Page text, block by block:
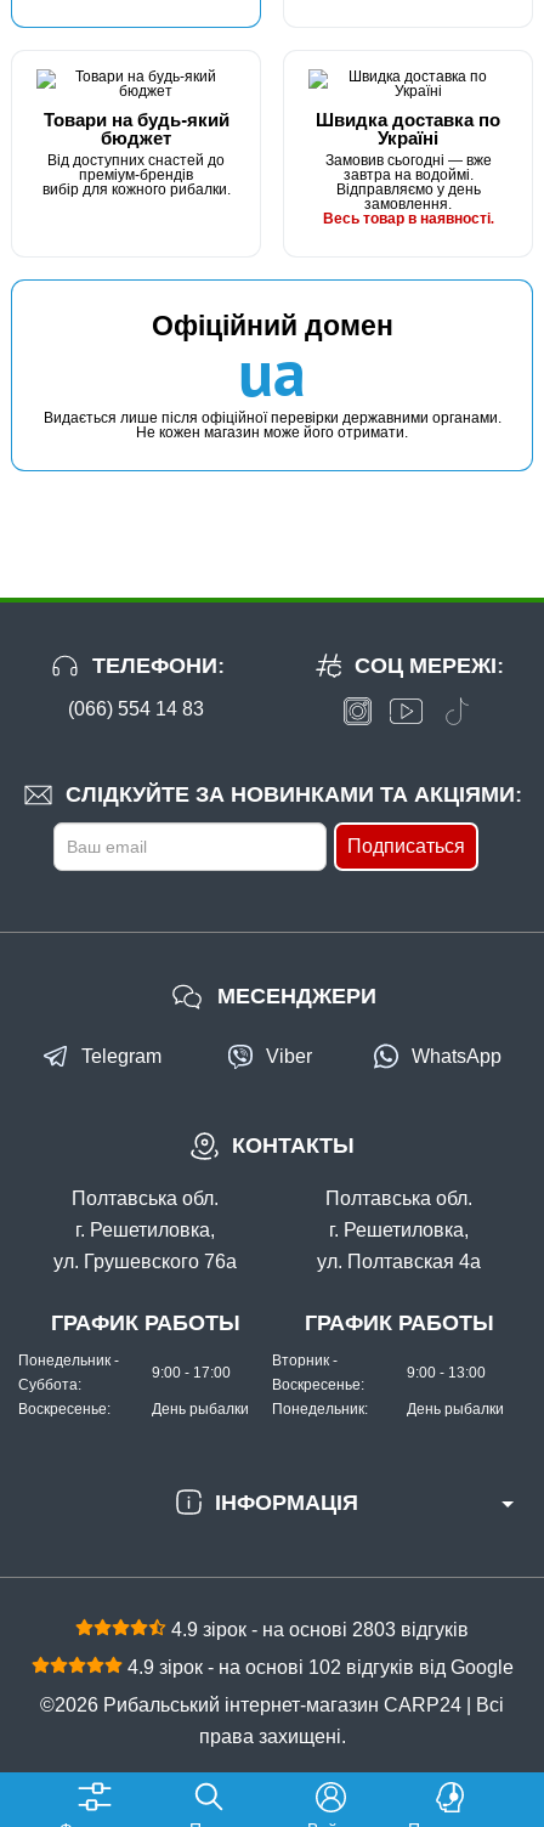
Товари на будь-який
бюджет
Від доступних снастей до
преміум-брендів
вибір для кожного рибалки.
Швидка доставка по
Україні
Замовив сьогодні — вже
завтра на водоймі.
Відправляємо у день
замовлення.
Весь товар в наявності.
Офіційний домен
ua
Видається лише після офіційної перевірки державними органами.
Не кожен магазин може його отримати.
ТЕЛЕФОНИ:
(066) 554 14 83
СЛІДКУЙТЕ ЗА НОВИНКАМИ ТА АКЦІЯМИ:
Подписаться
СОЦ МЕРЕЖІ:
ІНФОРМАЦІЯ
КОНТАКТЫ
Полтавська обл.
г. Решетиловка,
ул. Грушевского 76а
ГРАФИК РАБОТЫ
Понедельник -
Суббота:
9:00 - 17:00
Воскресенье: День рыбалки
Полтавська обл.
г. Решетиловка,
ул. Полтавская 4а
ГРАФИК РАБОТЫ
Вторник -
Воскресенье:
9:00 - 13:00
Понедельник: День рыбалки
МЕСЕНДЖЕРИ
Telegram Viber WhatsApp
4.9 зірок - на основі 2803 відгуків
4.9 зірок - на основі 102 відгуків від Google
©2026 Рибальський інтернет-магазин CARP24 | Всі
права захищені.